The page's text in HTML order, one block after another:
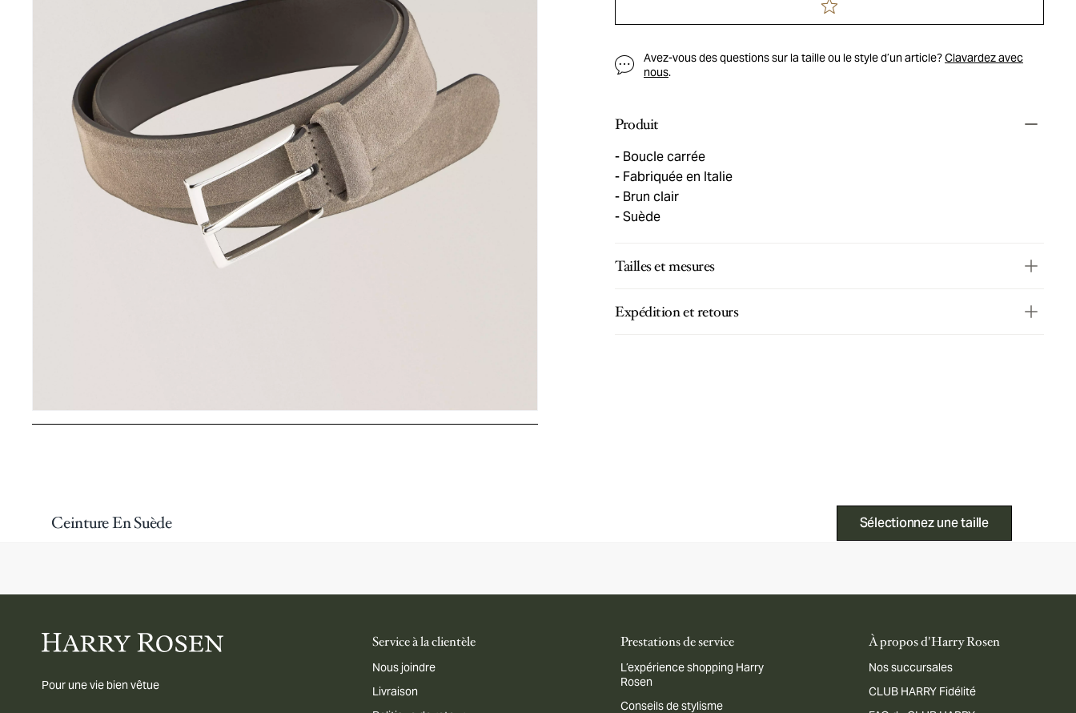
Avez-vous des questions sur la taille ou le style d’un article?Clavardez avec
nous.
Produit
Boucle carrée
Fabriquée en Italie
Brun clair
Suède
Tailles et mesures
Expédition et retours
Ceinture En Suède Sélectionnez une taille
Pour une vie bien vêtue
Service à la clientèle
Nous joindre
Livraison
Prestations de service
L’expérience shopping Harry
Rosen
Conseils de stylisme
À propos d'Harry Rosen
Nos succursales
CLUB HARRY Fidélité